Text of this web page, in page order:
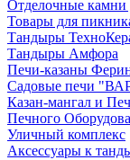
Отделочные камни
Товары для
Тандыры
Тандыры Амфора
Печи-казаны
Садовые печи
Казан-мангал и
Печного
Уличный комплекс
Аксессуары к